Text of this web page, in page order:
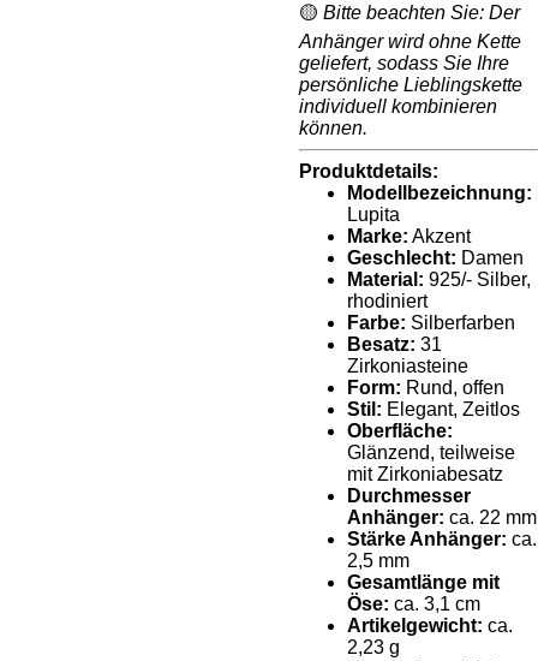
🟡 Bitte beachten Sie: Der
Anhänger wird ohne Kette
geliefert, sodass Sie Ihre
persönliche Lieblingskette
individuell kombinieren
können.
Produktdetails:
Modellbezeichnung:
Lupita
Marke: Akzent
Geschlecht: Damen
Material: 925/- Silber,
rhodiniert
Farbe: Silberfarben
Besatz: 31
Zirkoniasteine
Form: Rund, offen
Stil: Elegant, Zeitlos
Oberfläche:
Glänzend, teilweise
mit Zirkoniabesatz
Durchmesser
Anhänger: ca. 22 mm
Stärke Anhänger: ca.
2,5 mm
Gesamtlänge mit
Öse: ca. 3,1 cm
Artikelgewicht: ca.
2,23 g